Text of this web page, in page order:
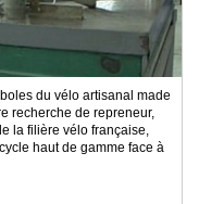
du vélo artisanal made
recherche de repreneur,
la filière vélo française,
haut de gamme face à